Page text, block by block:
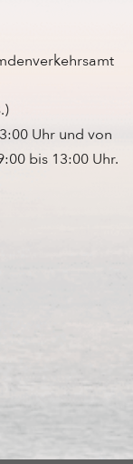
Uhr und von
bis 13:00 Uhr.